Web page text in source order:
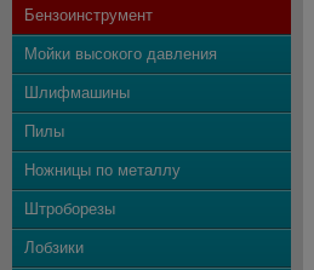
Бензоинструмент
Мойки высокого давления
Шлифмашины
Пилы
Ножницы по металлу
Штроборезы
Лобзики